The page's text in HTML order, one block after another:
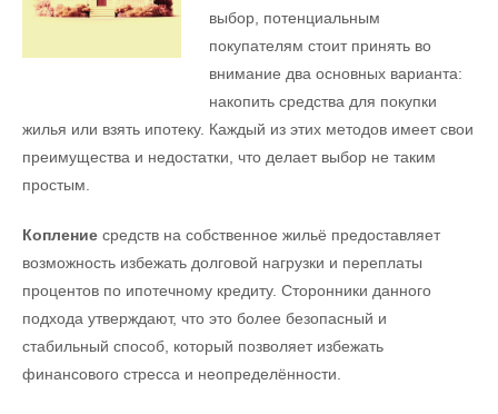
выбор, потенциальным
покупателям стоит принять во
внимание два основных варианта:
накопить средства для покупки
жилья или взять ипотеку. Каждый из этих методов имеет свои
преимущества и недостатки, что делает выбор не таким
простым.
Копление средств на собственное жильё предоставляет
возможность избежать долговой нагрузки и переплаты
процентов по ипотечному кредиту. Сторонники данного
подхода утверждают, что это более безопасный и
стабильный способ, который позволяет избежать
финансового стресса и неопределённости.